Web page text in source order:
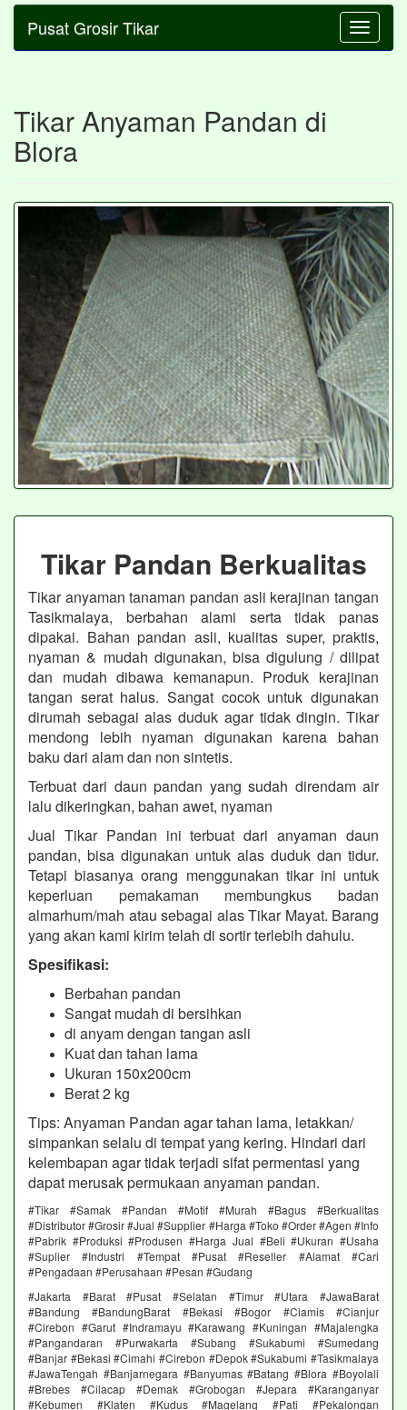
Toggle
Pusat Grosir Tikar
Tikar Anyaman Pandan di
Blora
Tikar Pandan Berkualitas
Tikar anyaman tanaman pandan asli kerajinan tangan
Tasikmalaya, berbahan alami serta tidak panas
dipakai. Bahan pandan asli, kualitas super, praktis,
nyaman & mudah digunakan, bisa digulung / dilipat
dan mudah dibawa kemanapun. Produk kerajinan
tangan serat halus. Sangat cocok untuk digunakan
dirumah sebagai alas duduk agar tidak dingin. Tikar
mendong lebih nyaman digunakan karena bahan
baku dari alam dan non sintetis.
Terbuat dari daun pandan yang sudah direndam air
lalu dikeringkan, bahan awet, nyaman
Jual Tikar Pandan ini terbuat dari anyaman daun
pandan, bisa digunakan untuk alas duduk dan tidur.
Tetapi biasanya orang menggunakan tikar ini untuk
keperluan pemakaman membungkus badan
almarhum/mah atau sebagai alas Tikar Mayat. Barang
yang akan kami kirim telah di sortir terlebih dahulu.
Spesifikasi:
Berbahan pandan
Sangat mudah di bersihkan
di anyam dengan tangan asli
Kuat dan tahan lama
Ukuran 150x200cm
Berat 2 kg
Tips: Anyaman Pandan agar tahan lama, letakkan/
simpankan selalu di tempat yang kering. Hindari dari
kelembapan agar tidak terjadi sifat permentasi yang
dapat merusak permukaan anyaman pandan.
#Tikar #Samak #Pandan #Motif #Murah #Bagus #Berkualitas
#Distributor #Grosir #Jual #Supplier #Harga #Toko #Order #Agen #Info
#Pabrik #Produksi #Produsen #Harga Jual #Beli #Ukuran #Usaha
#Suplier #Industri #Tempat #Pusat #Reseller #Alamat #Cari
#Pengadaan #Perusahaan #Pesan #Gudang
#Jakarta #Barat #Pusat #Selatan #Timur #Utara #JawaBarat
#Bandung #BandungBarat #Bekasi #Bogor #Ciamis #Cianjur
#Cirebon #Garut #Indramayu #Karawang #Kuningan #Majalengka
#Pangandaran #Purwakarta #Subang #Sukabumi #Sumedang
#Banjar #Bekasi #Cimahi #Cirebon #Depok #Sukabumi #Tasikmalaya
#JawaTengah #Banjarnegara #Banyumas #Batang #Blora #Boyolali
#Brebes #Cilacap #Demak #Grobogan #Jepara #Karanganyar
#Kebumen #Klaten #Kudus #Magelang #Pati #Pekalongan